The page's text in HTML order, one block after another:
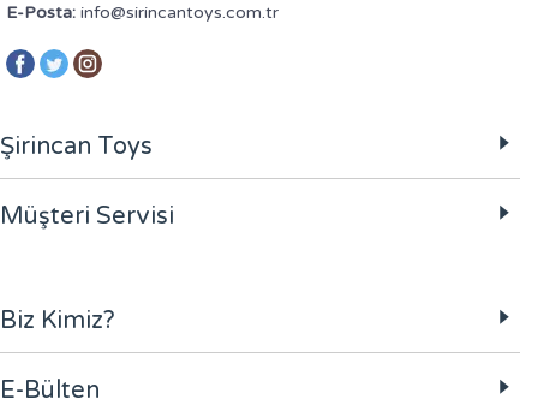
E-Posta: info@sirincantoys.com.tr
Şirincan Toys
Müşteri Servisi
Biz Kimiz?
E-Bülten